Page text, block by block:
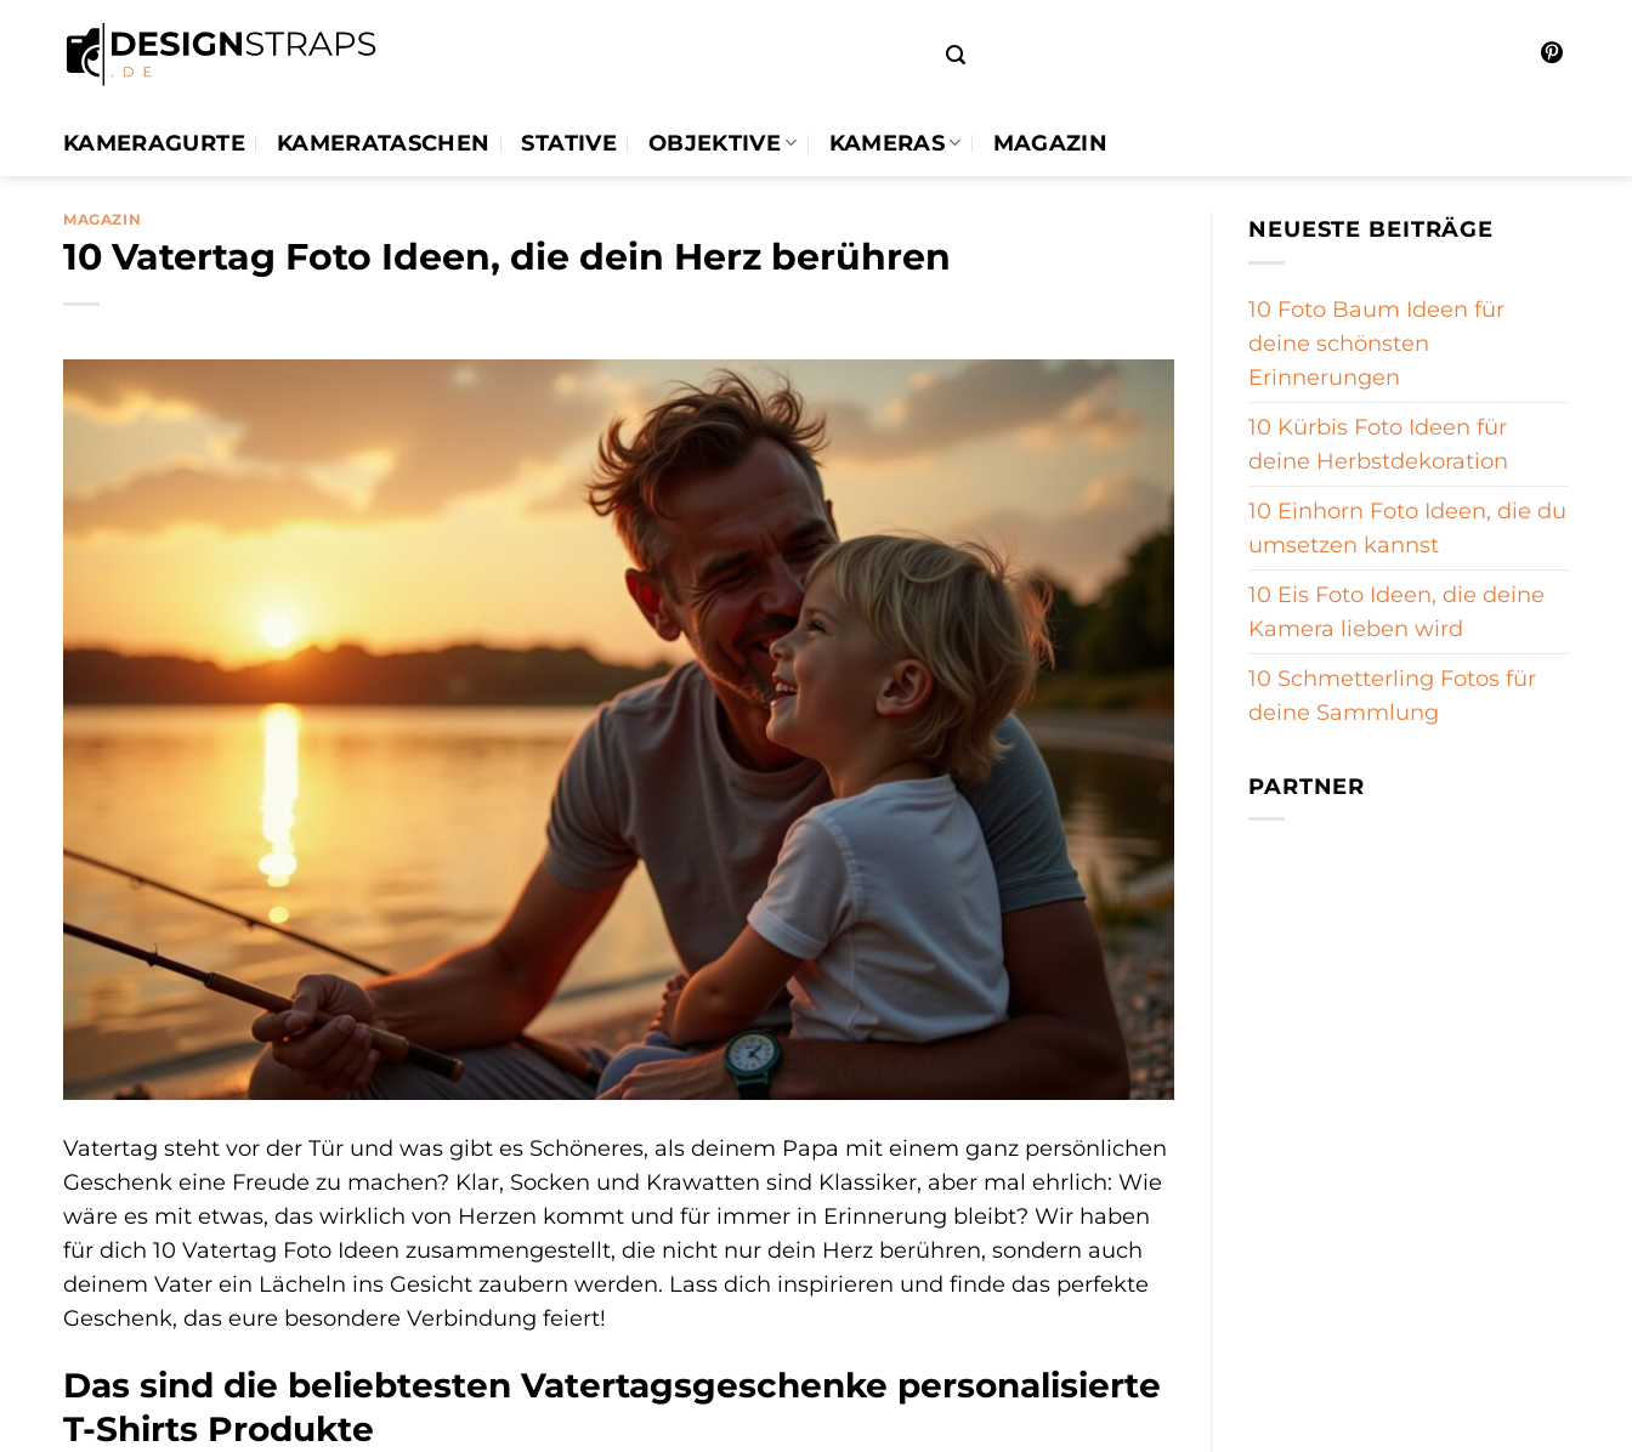
springen
KAMERAGURTE KAMERATASCHEN STATIVE OBJEKTIVE KAMERAS MAGAZIN
MAGAZIN
10 Vatertag Foto Ideen, die dein Herz berühren
Vatertag steht vor der Tür und was gibt es Schöneres, als deinem Papa mit einem ganz persönlichen
Geschenk eine Freude zu machen? Klar, Socken und Krawatten sind Klassiker, aber mal ehrlich: Wie
wäre es mit etwas, das wirklich von Herzen kommt und für immer in Erinnerung bleibt? Wir haben
für dich 10 Vatertag Foto Ideen zusammengestellt, die nicht nur dein Herz berühren, sondern auch
deinem Vater ein Lächeln ins Gesicht zaubern werden. Lass dich inspirieren und finde das perfekte
Geschenk, das eure besondere Verbindung feiert!
Das sind die beliebtesten Vatertagsgeschenke personalisierte
T-Shirts Produkte
NEUESTE BEITRÄGE
10 Foto Baum Ideen für
deine schönsten
Erinnerungen
10 Kürbis Foto Ideen für
deine Herbstdekoration
10 Einhorn Foto Ideen, die du
umsetzen kannst
10 Eis Foto Ideen, die deine
Kamera lieben wird
10 Schmetterling Fotos für
deine Sammlung
PARTNER